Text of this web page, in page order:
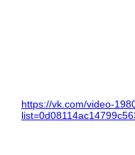
https://vk.com/video-